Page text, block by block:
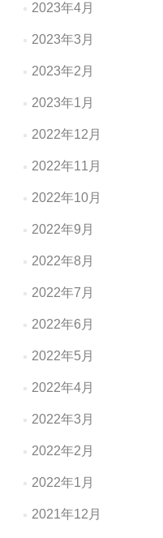
2023年4月
2023年3月
2023年2月
2023年1月
2022年12月
2022年11月
2022年10月
2022年9月
2022年8月
2022年7月
2022年6月
2022年5月
2022年4月
2022年3月
2022年2月
2022年1月
2021年12月